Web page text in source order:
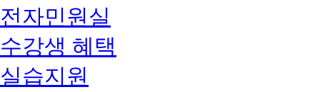
전자민원실
수강생 혜택
실습지원